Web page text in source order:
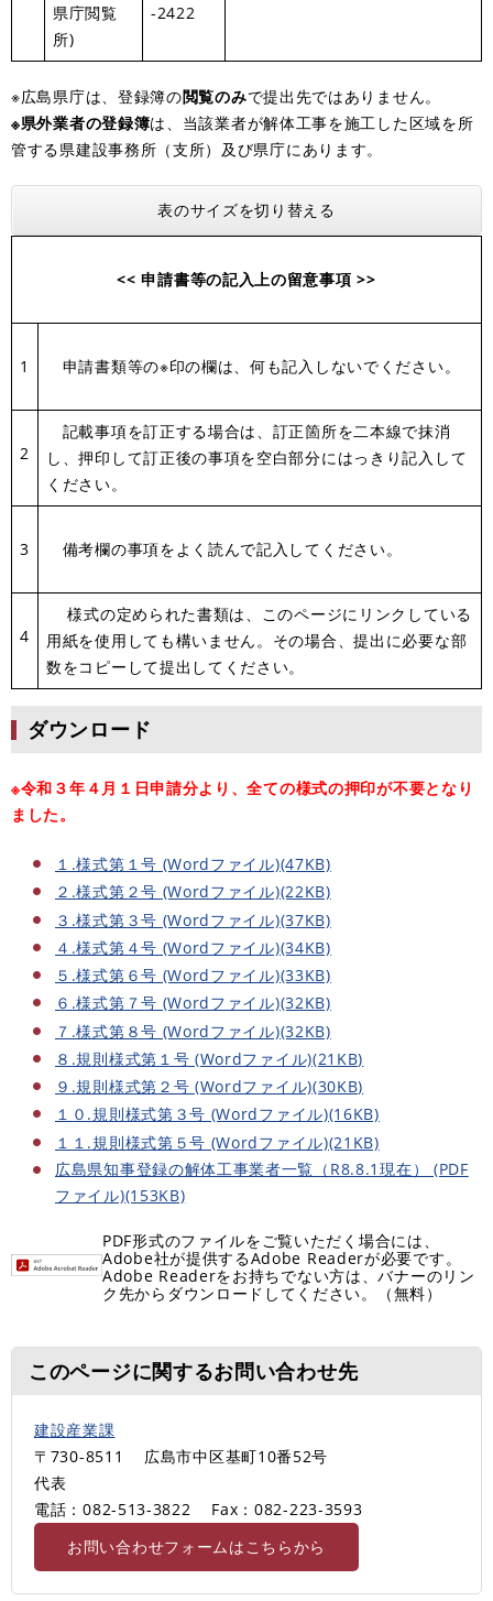
県庁閲覧
所)
-2422
※広島県庁は、登録簿の閲覧のみで提出先ではありません。
※県外業者の登録簿は、当該業者が解体工事を施工した区域を所
管する県建設事務所（支所）及び県庁にあります。
表のサイズを切り替える
<<申請書等の記入上の留意事項 >>
1 申請書類等の※印の欄は、何も記入しないでください。
2
​ 記載事項を訂正する場合は、訂正箇所を二本線で抹消
し、押印して訂正後の事項を空白部分にはっきり記入して
ください。
3 ​備考欄の事項をよく読んで記入してください。
4
​ 様式の定められた書類は、このページにリンクしている
用紙を使用しても構いません。その場合、提出に必要な部
数をコピーして提出してください。
ダウンロード
※令和３年４月１日申請分より、全ての様式の押印が不要となり
ました。
１.様式第１号 (Wordファイル)(47KB)
２.様式第２号 (Wordファイル)(22KB)
３.様式第３号 (Wordファイル)(37KB)
４.様式第４号 (Wordファイル)(34KB)
５.様式第６号 (Wordファイル)(33KB)
６.様式第７号 (Wordファイル)(32KB)
７.様式第８号 (Wordファイル)(32KB)
８.規則様式第１号 (Wordファイル)(21KB)
９.規則様式第２号 (Wordファイル)(30KB)
１０.規則様式第３号 (Wordファイル)(16KB)
１１.規則様式第５号 (Wordファイル)(21KB)
広島県知事登録の解体工事業者一覧（R8.8.1現在） (PDF
ファイル)(153KB)
PDF形式のファイルをご覧いただく場合には、
Adobe社が提供するAdobe Readerが必要です。
Adobe Readerをお持ちでない方は、バナーのリン
ク先からダウンロードしてください。（無料）
このページに関するお問い合わせ先
建設産業課
〒730-8511
広島市中区基町10番52号
代表
電話：082-513-3822
Fax：082-223-3593
お問い合わせフォームはこちらから